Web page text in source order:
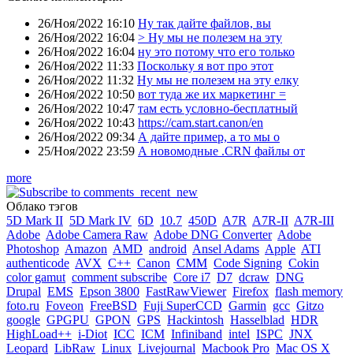
26/Ноя/2022 16:10 Ну так дайте файлов, вы
26/Ноя/2022 16:04 > Ну мы не полезем на эту
26/Ноя/2022 16:04 ну это потому что его только
26/Ноя/2022 11:33 Поскольку я вот про этот
26/Ноя/2022 11:32 Ну мы не полезем на эту елку
26/Ноя/2022 10:50 вот туда же их маркетинг =
26/Ноя/2022 10:47 там есть условно-бесплатный
26/Ноя/2022 10:43 https://cam.start.canon/en
26/Ноя/2022 09:34 А дайте пример, а то мы о
25/Ноя/2022 23:59 А новомодные .CRN файлы от
more
Облако тэгов
5D Mark II 5D Mark IV 6D 10.7 450D A7R A7R-II A7R-III
Adobe Adobe Camera Raw Adobe DNG Converter Adobe
Photoshop Amazon AMD android Ansel Adams Apple ATI
authenticode AVX C++ Canon CMM Code Signing Cokin
color gamut comment subscribe Core i7 D7 dcraw DNG
Drupal EMS Epson 3800 FastRawViewer Firefox flash memory
foto.ru Foveon FreeBSD Fuji SuperCCD Garmin gcc Gitzo
google GPGPU GPON GPS Hackintosh Hasselblad HDR
HighLoad++ i-Diot ICC ICM Infiniband intel ISPC JNX
Leopard LibRaw Linux Livejournal Macbook Pro Mac OS X